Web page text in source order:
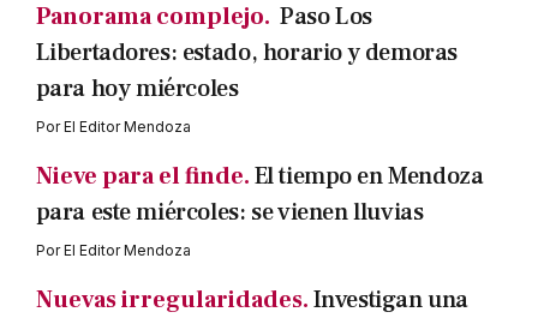
Panorama complejo. Paso Los
Libertadores: estado, horario y demoras
para hoy miércoles
PorEl Editor Mendoza
Nieve para el finde.El tiempo en Mendoza
para este miércoles: se vienen lluvias
PorEl Editor Mendoza
Nuevas irregularidades.Investigan una